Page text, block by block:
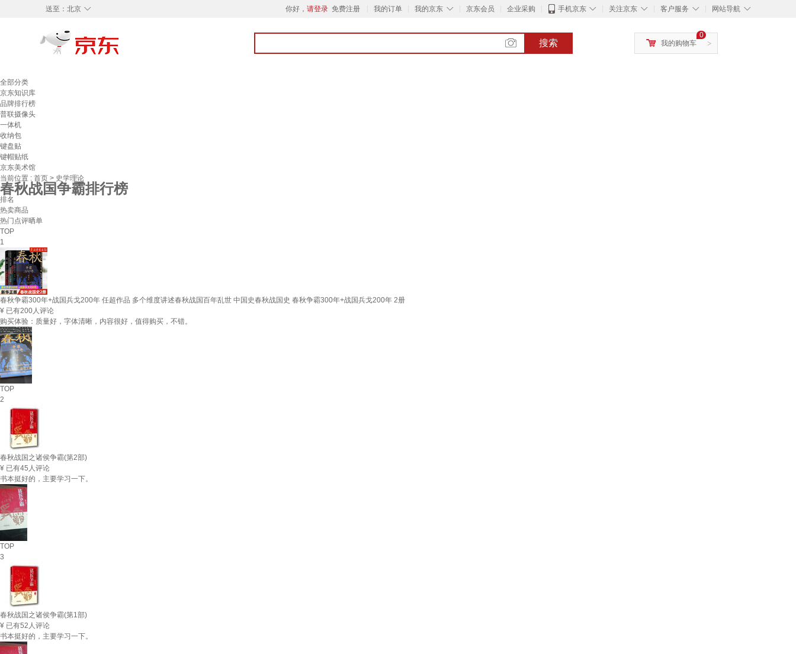
◇
送至： 北京 你好， 请登录 免费注册 我的订单 ◇
我的京东 京东会员 企业采购 ◇
手机京东 ◇
关注京东 ◇
客户服务 ◇
网站导航
搜索 >
0
我的购物车
全部分类
京东知识库
品牌排行榜
普联摄像头
一体机
收纳包
键盘贴
键帽贴纸
京东美术馆
当前位置 : 首页 > 史学理论
春秋战国争霸排行榜
排名
热卖商品
热门点评晒单
TOP
1
春秋争霸300年+战国兵戈200年 任超作品 多个维度讲述春秋战国百年乱世 中国史春秋战国史 春秋争霸300年+战国兵戈200年 2册
¥ 已有200人评论
购买体验：质量好，字体清晰，内容很好，值得购买，不错。
TOP
2
春秋战国之诸侯争霸(第2部)
¥ 已有45人评论
书本挺好的，主要学习一下。
TOP
3
春秋战国之诸侯争霸(第1部)
¥ 已有52人评论
书本挺好的，主要学习一下。